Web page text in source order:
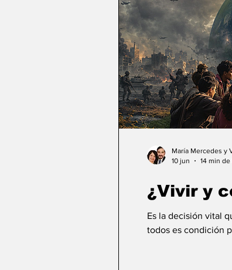
¿Vivir y
Es la decisión vital
todos es condición
María Mercedes y
10 jun
14 min